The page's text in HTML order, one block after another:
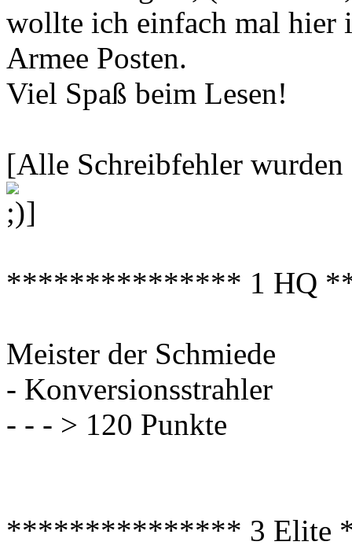
wollte ich einfach mal hier
Armee Posten.
Viel Spaß beim Lesen!
[Alle Schreibfehler wurden
]
*************** 1 HQ
Meister der Schmiede
- Konversionsstrahler
- - - > 120 Punkte
*************** 3